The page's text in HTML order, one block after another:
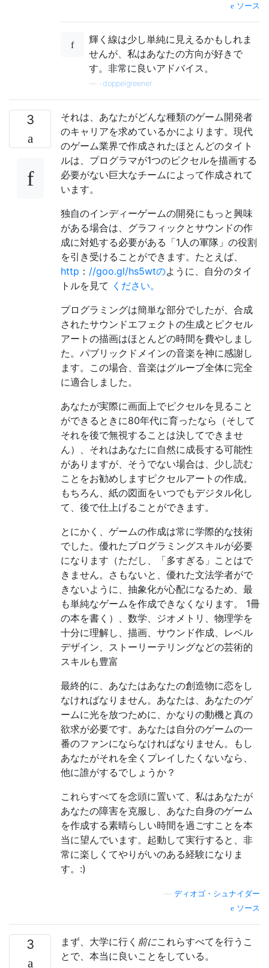
ソース
輝く線は少し単純に見えるかもしれま
せんが、私はあなたの方向が好きで
す。非常に良いアドバイス。
-doppelgreener
3
それは、あなたがどんな種類のゲーム開発者
のキャリアを求めているかによります。現代
のゲーム業界で作成されたほとんどのタイト
ルは、プログラマが1つのピクセルを描画する
必要がない巨大なチームによって作成されて
います。
独自のインディーゲームの開発にもっと興味
がある場合は、グラフィックとサウンドの作
成に対処する必要がある「1人の軍隊」の役割
を引き受けることができます。たとえば、
http ： //goo.gl/hs5wtのように、自分のタイ
トルを見て ください。
プログラミングは簡単な部分でしたが、合成
されたサウンドエフェクトの生成とピクセル
アートの描画はほとんどの時間を費やしまし
た。パブリックドメインの音楽を神に感謝し
ます。この場合、音楽はグルーブ全体に完全
に適合しました。
あなたが実際に画面上でピクセルを見ること
ができるときに80年代に育ったなら（そして
それを後で無視することは決してできませ
ん）、それはあなたに自然に成長する可能性
がありますが、そうでない場合は、少し読む
ことをお勧めしますピクセルアートの作成。
もちろん、紙の図面をいつでもデジタル化し
て、後で仕上げることができます。
とにかく、ゲームの作成は常に学際的な技術
でした。優れたプログラミングスキルが必要
になります（ただし、「多すぎる」ことはで
きません。さもないと、優れた文法学者がで
きないように、抽象化が心配になるため、最
も単純なゲームを作成できなくなります。 1冊
の本を書く）、数学、ジオメトリ、物理学を
十分に理解し、描画、サウンド作成、レベル
デザイン、ストーリーテリングなどの芸術的
スキルも豊富
最終的に、あなたはあなたの創造物に恋をし
なければなりません。あなたは、あなたのゲ
ームに光を放つために、かなりの動機と真の
欲求が必要です。あなたは自分のゲームの一
番のファンにならなければなりません。もし
あなたがそれを全くプレイしたくないなら、
他に誰がするでしょうか？
これらすべてを念頭に置いて、私はあなたが
あなたの障害を克服し、あなた自身のゲーム
を作成する素晴らしい時間を過ごすことを本
当に望んでいます。起動して実行すると、非
常に楽しくてやりがいのある経験になりま
す。:)
ディオゴ・シュナイダー
ソース
3 まず、大学に行く 前にこれらすべてを行うこ
とで、本当に良いことをしている。